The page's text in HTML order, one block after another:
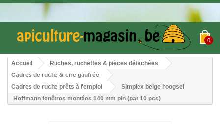
0
Accueil
Ruches, ruchettes & pièces détachées
Cadres de ruche & cire gaufrée
Cadres de ruche prêts à l'emploi
Simplex belge hoogsel
Hoffmann fenêtres montées 140 mm pin (par 10 pcs)